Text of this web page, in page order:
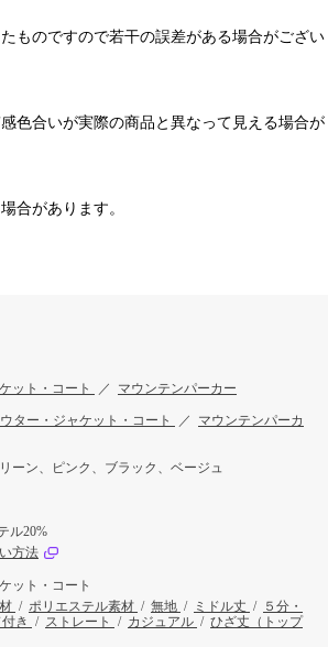
ものですので若干の誤差がある場合がござい
色合いが実際の商品と異なって見える場合が
合があります。
ット・コート ／ マウンテンパーカー
ター・ジャケット・コート ／ マウンテンパーカ
ーン、ピンク、ブラック、ベージュ
ル20%
方法
ット・コート
/ ポリエステル素材 / 無地 / ミドル丈 / ５分・
き / ストレート / カジュアル / ひざ丈（トップ